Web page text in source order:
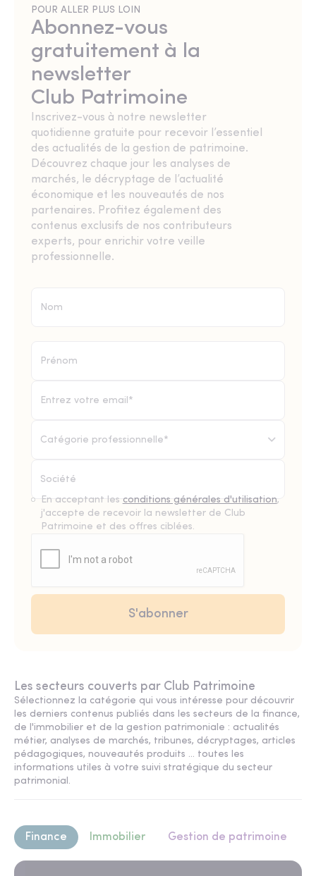
POUR ALLER PLUS LOIN
Abonnez-vous
gratuitement à la
newsletter
Club Patrimoine
Inscrivez-vous à notre newsletter
quotidienne gratuite pour recevoir l’essentiel
des actualités de la gestion de patrimoine.
Découvrez chaque jour les analyses de
marchés, le décryptage de l’actualité
économique et les nouveautés de nos
partenaires. Profitez également des
contenus exclusifs de nos contributeurs
experts, pour enrichir votre veille
professionnelle.
Catégorie professionnelle*
En acceptant les conditions générales d'utilisation,
j'accepte de recevoir la newsletter de Club
Patrimoine et des offres ciblées.
Les secteurs couverts par Club Patrimoine
Sélectionnez la catégorie qui vous intéresse pour découvrir
les derniers contenus publiés dans les secteurs de la finance,
de l'immobilier et de la gestion patrimoniale : actualités
métier, analyses de marchés, tribunes, décryptages, articles
pédagogiques, nouveautés produits ... toutes les
informations utiles à votre suivi stratégique du secteur
patrimonial.
Finance Immobilier Gestion de patrimoine